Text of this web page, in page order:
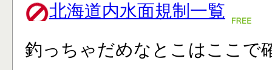
北海道内水面規制一覧
釣っちゃだめなとこはここで